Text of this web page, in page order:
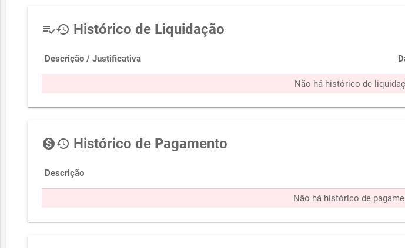
playlist_add_checkhistory Histórico de Liquidação
Descrição / Justificativa
Não há histórico de
monetization_onhistory Histórico de Pagamento
Descrição
Não há histórico de